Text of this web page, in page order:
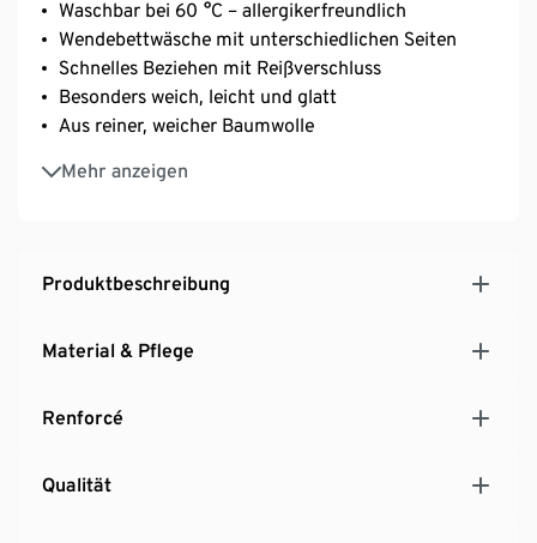
Waschbar bei 60 °C – allergikerfreundlich
Wendebettwäsche mit unterschiedlichen Seiten
Schnelles Beziehen mit Reißverschluss
Besonders weich, leicht und glatt
Aus reiner, weicher Baumwolle
Mehr anzeigen
Strapazierfähig durch dicht gewebte Fasern
Temperaturausgleichend und saugfähig
Produktbeschreibung
Material & Pflege
Renforcé
Qualität